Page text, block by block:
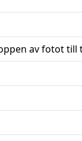
av fotot till